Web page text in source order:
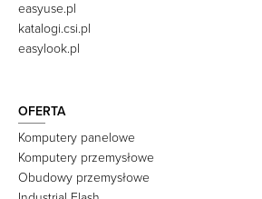
easyuse.pl
katalogi.csi.pl
easylook.pl
OFERTA
Komputery panelowe
Komputery przemysłowe
Obudowy przemysłowe